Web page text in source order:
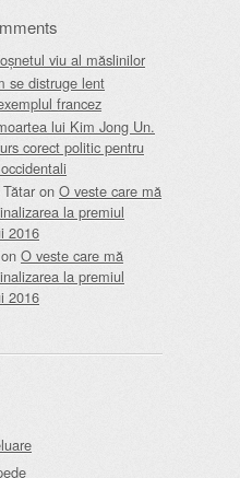
viu al măslinilor
se distruge lent
francez
lui Kim Jong Un.
corect politic pentru
on O veste care mă
la premiul
2016
on O veste care mă
la premiul
2016